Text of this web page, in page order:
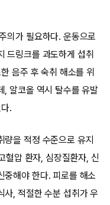
의가 필요하다. 운동으로
드링크를 과도하게 섭취
음주 후 숙취 해소를 위
, 알코올 역시 탈수를 유발
.
량을 적정 수준으로 유지
혈압 환자, 심장질환자, 신
중해야 한다. 피로를 해소
사, 적절한 수분 섭취가 우